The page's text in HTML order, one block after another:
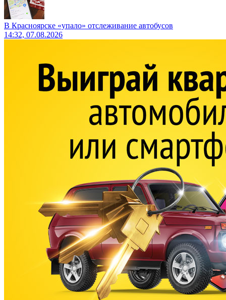
В Красноярске «упало» отслеживание автобусов
14:32, 07.08.2026